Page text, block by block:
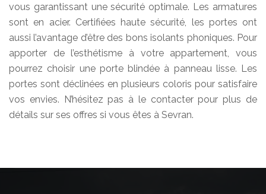
vous garantissant une sécurité optimale. Les armatures
sont en acier. Certifiées haute sécurité, les portes ont
aussi l’avantage d’être des bons isolants phoniques. Pour
apporter de l’esthétisme à votre appartement, vous
pourrez choisir une porte blindée à panneau lisse. Les
portes sont déclinées en plusieurs coloris pour satisfaire
vos envies. N’hésitez pas à le contacter pour plus de
détails sur ses offres si vous êtes à Sevran.